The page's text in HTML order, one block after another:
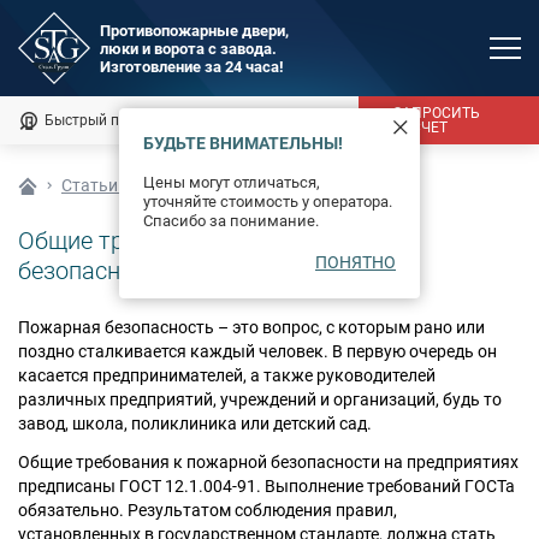
Быстрый подбор
ЗАПРОСИТЬ
РАСЧЕТ
Противопожарные двери,
люки и ворота с завода.
Изготовление за 24 часа!
Доставка и монтаж
Оплата
Сертификаты
О компании
Новости
БУДЬТЕ ВНИМАТЕЛЬНЫ!
Цены могут отличаться,
уточняйте стоимость у оператора.
Спасибо за понимание.
ПОНЯТНО
Статьи о противопожарных дверях
Общие требования к пожарной
безопасности
Пожарная безопасность – это вопрос, с которым рано или
поздно сталкивается каждый человек. В первую очередь он
касается предпринимателей, а также руководителей
различных предприятий, учреждений и организаций, будь то
завод, школа, поликлиника или детский сад.
Общие требования к пожарной безопасности на предприятиях
предписаны ГОСТ 12.1.004-91. Выполнение требований ГОСТа
обязательно. Результатом соблюдения правил,
установленных в государственном стандарте, должна стать
MAX
Мы онлайн